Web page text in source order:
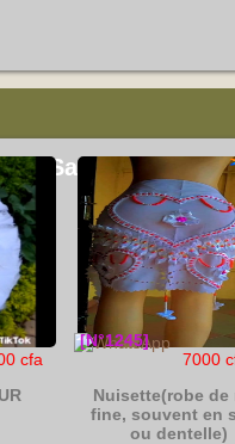
cfa
[N°1245]
7000
Nuisette(robe de
fine, souvent en
ou dentelle)